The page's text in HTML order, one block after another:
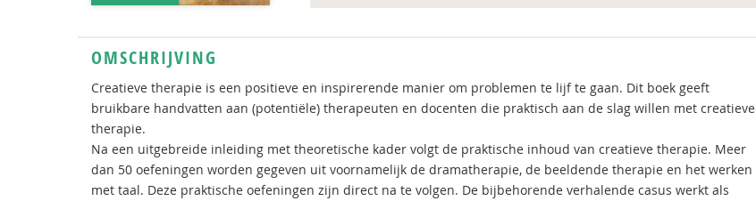
OMSCHRIJVING
Creatieve therapie is een positieve en inspirerende manier om problemen te lijf te gaan. Dit boek geeft
bruikbare handvatten aan (potentiële) therapeuten en docenten die praktisch aan de slag willen met creatieve
therapie.
Na een uitgebreide inleiding met theoretische kader volgt de praktische inhoud van creatieve therapie. Meer
dan 50 oefeningen worden gegeven uit voornamelijk de dramatherapie, de beeldende therapie en het werken
met taal. Deze praktische oefeningen zijn direct na te volgen. De bijbehorende verhalende casus werkt als